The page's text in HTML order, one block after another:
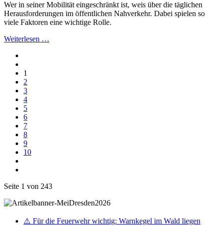
Wer in seiner Mobilität eingeschränkt ist, weis über die täglichen
Herausforderungen im öffentlichen Nahverkehr. Dabei spielen so
viele Faktoren eine wichtige Rolle.
Weiterlesen …
1
2
3
4
5
6
7
8
9
10
Seite 1 von 243
⚠️ Für die Feuerwehr wichtig: Warnkegel im Wald liegen